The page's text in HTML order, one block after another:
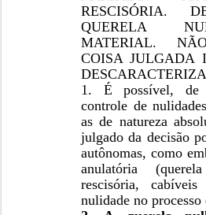
RESCISÓRIA.
QUERELA
MATERIAL.
COISA JULGADA
1. É possível, de
controle de
as de natureza
julgado da decisão
autônomas, como
anulatória
rescisória,
nulidade no